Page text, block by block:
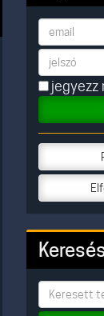
jegyezz